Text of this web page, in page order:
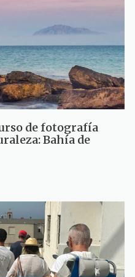
de fotografía
Bahía de